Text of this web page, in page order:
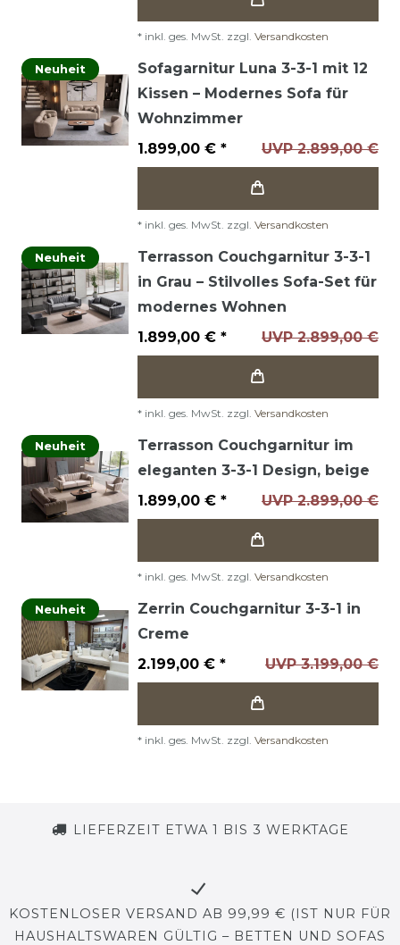
* inkl. ges. MwSt. zzgl. Versandkosten
Neuheit
Sofagarnitur Luna 3-3-1 mit 12
Kissen – Modernes Sofa für
Wohnzimmer
UVP 2.899,00 €
1.899,00 € *
* inkl. ges. MwSt. zzgl. Versandkosten
Neuheit
Terrasson Couchgarnitur 3-3-1
in Grau – Stilvolles Sofa-Set für
modernes Wohnen
UVP 2.899,00 €
1.899,00 € *
* inkl. ges. MwSt. zzgl. Versandkosten
Neuheit
Terrasson Couchgarnitur im
eleganten 3-3-1 Design, beige
UVP 2.899,00 €
1.899,00 € *
* inkl. ges. MwSt. zzgl. Versandkosten
Neuheit
Zerrin Couchgarnitur 3-3-1 in
Creme
UVP 3.199,00 €
2.199,00 € *
* inkl. ges. MwSt. zzgl. Versandkosten
LIEFERZEIT ETWA 1 BIS 3 WERKTAGE
KOSTENLOSER VERSAND AB 99,99 € (IST NUR FÜR
HAUSHALTSWAREN GÜLTIG – BETTEN UND SOFAS